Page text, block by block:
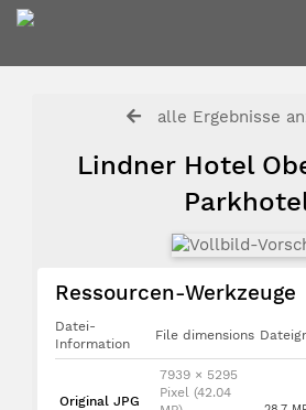
alle Ergebnisse
Lindner Hotel
Ressourcen-Werkzeuge
Datei-
Information
File dimensions
Original JPG
7939 × 5295
Pixel (42.04